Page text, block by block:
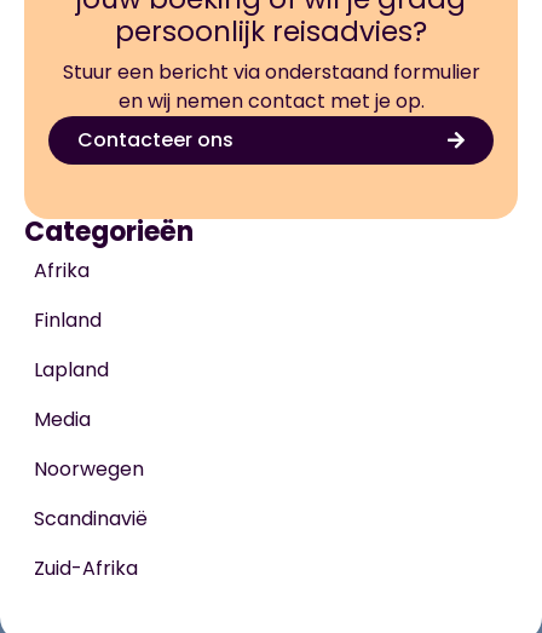
persoonlijk reisadvies?
Stuur een bericht via onderstaand formulier
en wij nemen contact met je op.
Contacteer ons
Categorieën
Afrika
Finland
Lapland
Media
Noorwegen
Scandinavië
Zuid-Afrika